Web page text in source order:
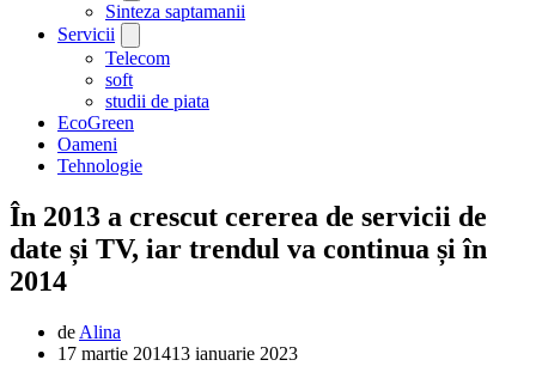
Sinteza saptamanii
Servicii
Telecom
soft
studii de piata
EcoGreen
Oameni
Tehnologie
În 2013 a crescut cererea de servicii de
date și TV, iar trendul va continua și în
2014
de Alina
17 martie 201413 ianuarie 2023